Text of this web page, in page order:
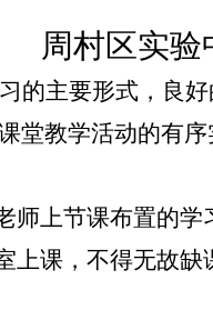
周村区实
的主要形式，良
堂教学活动的有序
师上节课布置的学
上课，不得无故